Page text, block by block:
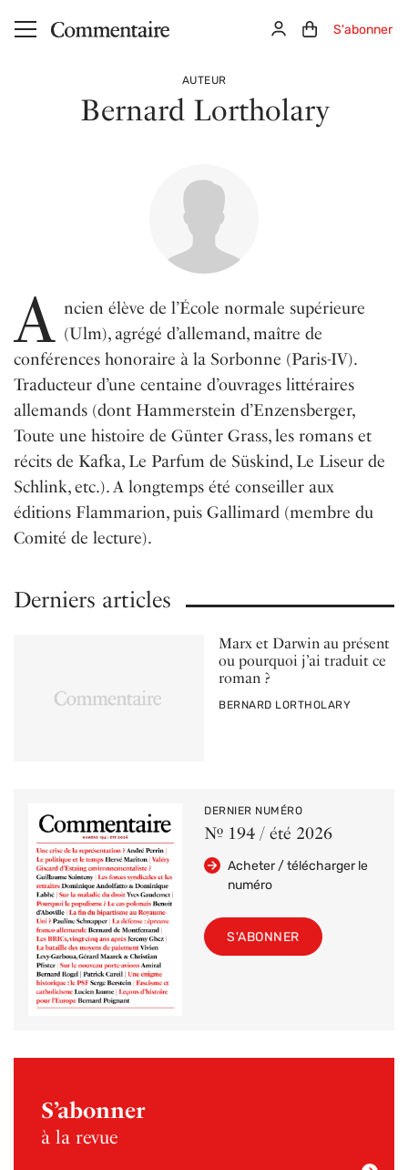
Aller au contenu principal ConnexionPanier (0)
S'abonner
AUTEUR
Bernard Lortholary
A ncien élève de l’École normale supérieure
(Ulm), agrégé d’allemand, maître de
conférences honoraire à la Sorbonne (Paris-IV).
Traducteur d’une centaine d’ouvrages littéraires
allemands (dont Hammerstein d’Enzensberger,
Toute une histoire de Günter Grass, les romans et
récits de Kafka, Le Parfum de Süskind, Le Liseur de
Schlink, etc.). A longtemps été conseiller aux
éditions Flammarion, puis Gallimard (membre du
Comité de lecture).
Derniers articles
Marx et Darwin au présent
ou pourquoi j’ai traduit ce
roman ?
PAR
BERNARD LORTHOLARY
DERNIER NUMÉRO
Nº 194 / été 2026
Acheter / télécharger le
numéro
S'ABONNER
S’abonner
à la revue